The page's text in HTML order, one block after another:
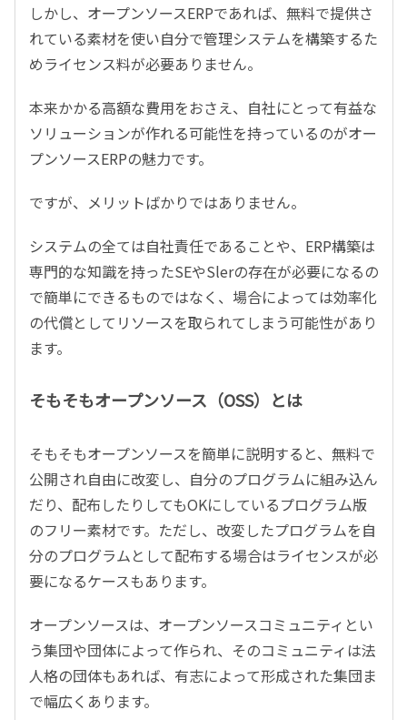
しかし、オープンソースERPであれば、無料で提供さ
れている素材を使い自分で管理システムを構築するた
めライセンス料が必要ありません。
本来かかる高額な費用をおさえ、自社にとって有益な
ソリューションが作れる可能性を持っているのがオー
プンソースERPの魅力です。
ですが、メリットばかりではありません。
システムの全ては自社責任であることや、ERP構築は
専門的な知識を持ったSEやSlerの存在が必要になるの
で簡単にできるものではなく、場合によっては効率化
の代償としてリソースを取られてしまう可能性があり
ます。
そもそもオープンソース（OSS）とは
そもそもオープンソースを簡単に説明すると、無料で
公開され自由に改変し、自分のプログラムに組み込ん
だり、配布したりしてもOKにしているプログラム版
のフリー素材です。ただし、改変したプログラムを自
分のプログラムとして配布する場合はライセンスが必
要になるケースもあります。
オープンソースは、オープンソースコミュニティとい
う集団や団体によって作られ、そのコミュニティは法
人格の団体もあれば、有志によって形成された集団ま
で幅広くあります。